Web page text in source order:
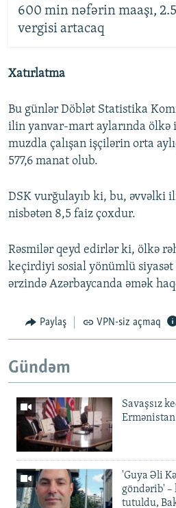
600 min nəfərin maaşı,
vergisi artacaq
Xatırlatma
Bu günlər Döblət Statistika
ilin yanvar-mart aylarında ölkə
muzdla çalışan işçilərin orta
577,6 manat olub.
DSK vurğulayıb ki, bu, əvvəlki
nisbətən 8,5 faiz çoxdur.
Rəsmilər qeyd edirlər ki, ölkə
keçirdiyi sosial yönümlü siyasət
ərzində Azərbaycanda əmək
Paylaş VPN-siz açmaq
Gündəm
Savaşsız
Ermənistan
'Guya Əli
göndərib' –
tutuldu,